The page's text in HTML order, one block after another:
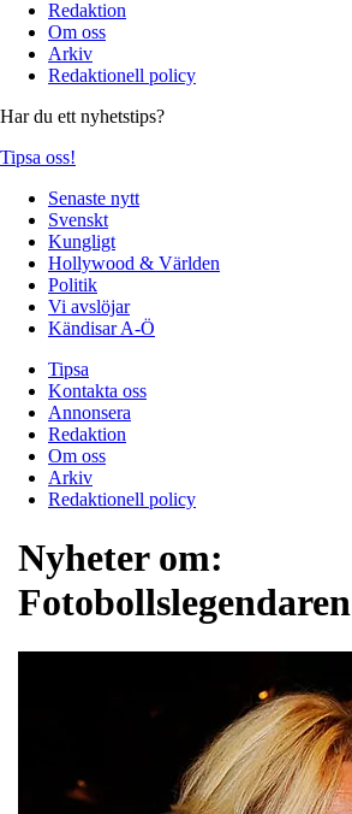
Redaktion
Om oss
Arkiv
Redaktionell policy
Har du ett nyhetstips?
Tipsa oss!
Senaste nytt
Svenskt
Kungligt
Hollywood & Världen
Politik
Vi avslöjar
Kändisar A-Ö
Tipsa
Kontakta oss
Annonsera
Redaktion
Om oss
Arkiv
Redaktionell policy
Nyheter om:
Fotobollslegendaren